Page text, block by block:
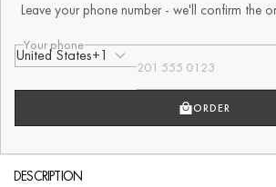
Leave your phone number - we'll confirm the
Your phone
United States+1
ORDER
DESCRIPTION